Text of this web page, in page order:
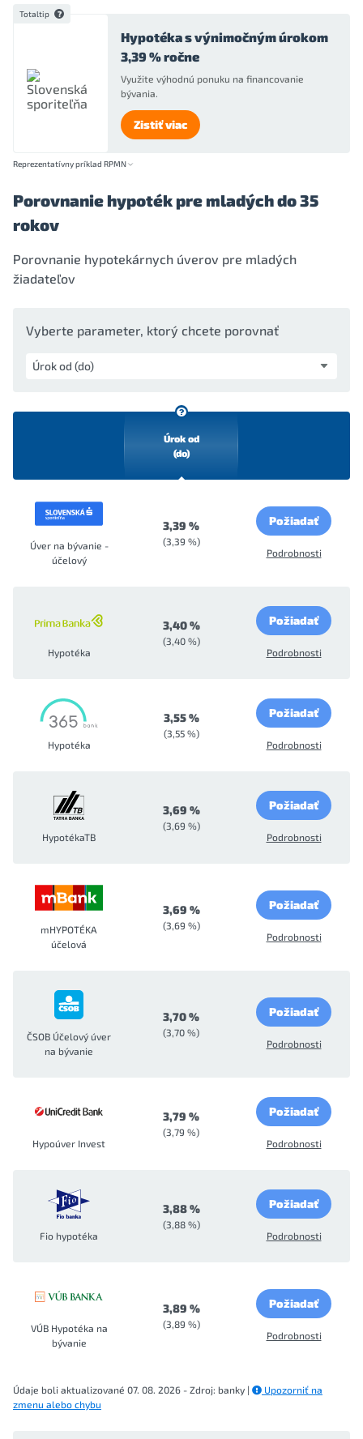
Totaltip
Hypotéka s výnimočným úrokom
3,39 % ročne
Využite výhodnú ponuku na financovanie
bývania.
Zistiť viac
Reprezentatívny príklad RPMN
Porovnanie hypoték pre mladých do 35
rokov
Porovnanie hypotekárnych úverov pre mladých
žiadateľov
Vyberte parameter, ktorý chcete porovnať
Úrok od
(do)
Úver na bývanie -
účelový
3,39 %
(3,39 %)
Požiadať
Podrobnosti
Hypotéka
3,40 %
(3,40 %)
Požiadať
Podrobnosti
Hypotéka
3,55 %
(3,55 %)
Požiadať
Podrobnosti
HypotékaTB
3,69 %
(3,69 %)
Požiadať
Podrobnosti
mHYPOTÉKA
účelová
3,69 %
(3,69 %)
Požiadať
Podrobnosti
ČSOB Účelový úver
na bývanie
3,70 %
(3,70 %)
Požiadať
Podrobnosti
Hypoúver Invest
3,79 %
(3,79 %)
Požiadať
Podrobnosti
Fio hypotéka
3,88 %
(3,88 %)
Požiadať
Podrobnosti
VÚB Hypotéka na
bývanie
3,89 %
(3,89 %)
Požiadať
Podrobnosti
Údaje boli aktualizované 07. 08. 2026 - Zdroj: banky |
Upozorniť na
zmenu alebo chybu